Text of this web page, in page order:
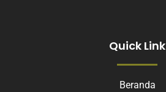
Quick Link
Beranda